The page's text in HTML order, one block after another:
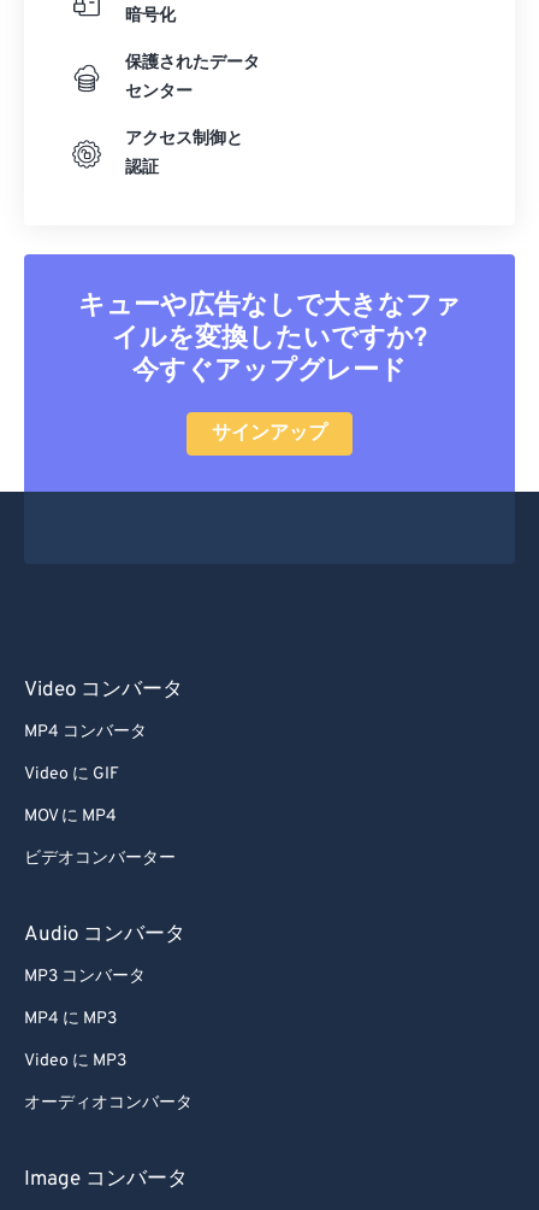
暗号化
保護されたデータ
センター
アクセス制御と
認証
キューや広告なしで大きなファ
イルを変換したいですか?
今すぐアップグレード
サインアップ
Video コンバータ
MP4 コンバータ
Video に GIF
MOV に MP4
ビデオコンバーター
Audio コンバータ
MP3 コンバータ
MP4 に MP3
Video に MP3
オーディオコンバータ
Image コンバータ